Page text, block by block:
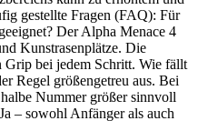
gestellte Fragen (FAQ): Für
Der Alpha Menace 4
Kunstrasenplätze. Die
Grip bei jedem Schritt. Wie fällt
Regel größengetreu aus. Bei
Nummer größer sinnvoll
– sowohl Anfänger als auch